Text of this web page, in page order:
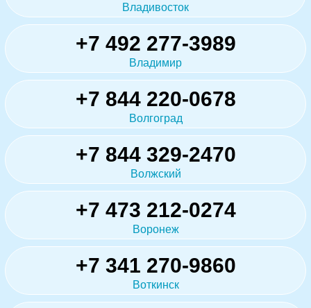
Владивосток
+7 492 277-3989
Владимир
+7 844 220-0678
Волгоград
+7 844 329-2470
Волжский
+7 473 212-0274
Воронеж
+7 341 270-9860
Воткинск